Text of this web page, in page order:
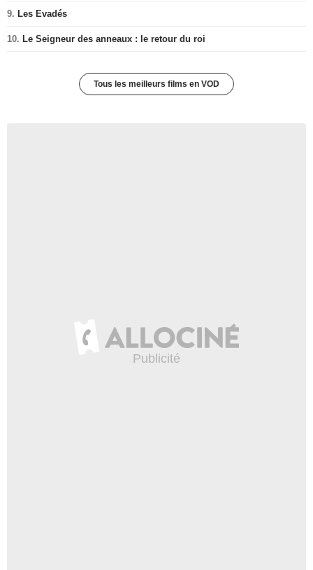
9. Les Evadés
10. Le Seigneur des anneaux : le retour du roi
Tous les meilleurs films en VOD